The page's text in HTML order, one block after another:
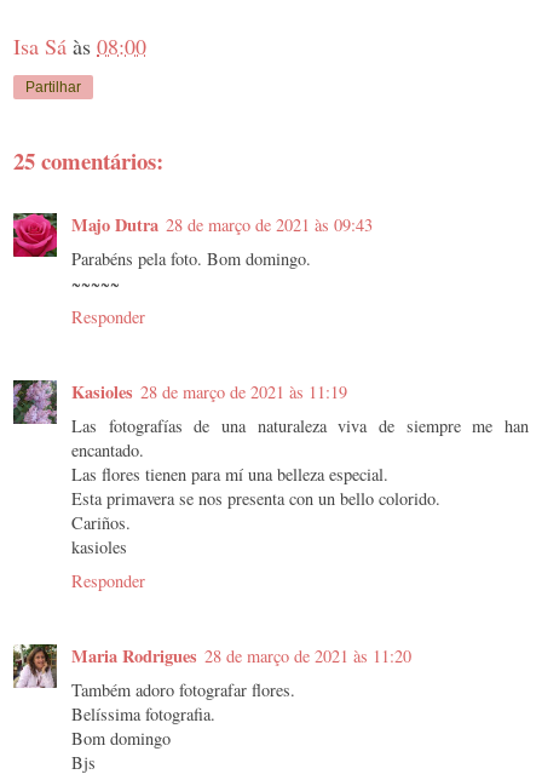
Isa Sá às 08:00
Partilhar
25 comentários:
Majo Dutra 28 de março de 2021 às 09:43
Parabéns pela foto. Bom domingo.
~~~~~
Responder
Kasioles 28 de março de 2021 às 11:19
Las fotografías de una naturaleza viva de siempre me han
encantado.
Las flores tienen para mí una belleza especial.
Esta primavera se nos presenta con un bello colorido.
Cariños.
kasioles
Responder
Maria Rodrigues 28 de março de 2021 às 11:20
Também adoro fotografar flores.
Belíssima fotografia.
Bom domingo
Bjs